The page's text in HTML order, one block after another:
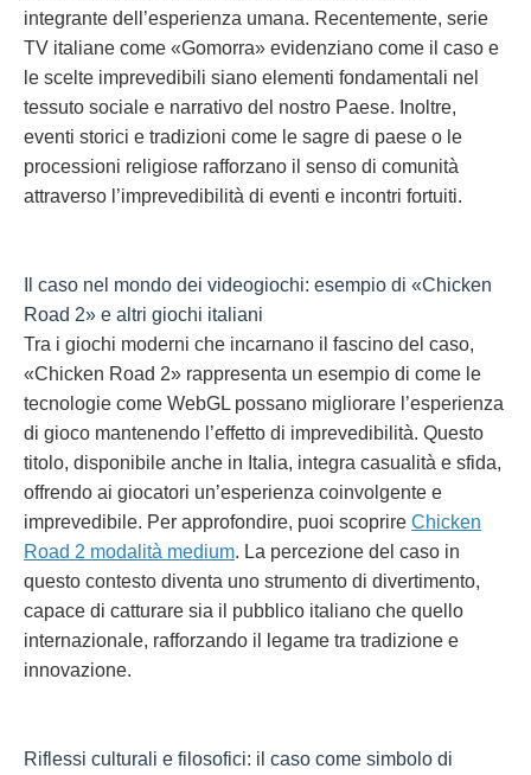
integrante dell’esperienza umana. Recentemente, serie
TV italiane come «Gomorra» evidenziano come il caso e
le scelte imprevedibili siano elementi fondamentali nel
tessuto sociale e narrativo del nostro Paese. Inoltre,
eventi storici e tradizioni come le sagre di paese o le
processioni religiose rafforzano il senso di comunità
attraverso l’imprevedibilità di eventi e incontri fortuiti.
Il caso nel mondo dei videogiochi: esempio di «Chicken
Road 2» e altri giochi italiani
Tra i giochi moderni che incarnano il fascino del caso,
«Chicken Road 2» rappresenta un esempio di come le
tecnologie come WebGL possano migliorare l’esperienza
di gioco mantenendo l’effetto di imprevedibilità. Questo
titolo, disponibile anche in Italia, integra casualità e sfida,
offrendo ai giocatori un’esperienza coinvolgente e
imprevedibile. Per approfondire, puoi scoprire Chicken
Road 2 modalità medium. La percezione del caso in
questo contesto diventa uno strumento di divertimento,
capace di catturare sia il pubblico italiano che quello
internazionale, rafforzando il legame tra tradizione e
innovazione.
Riflessi culturali e filosofici: il caso come simbolo di